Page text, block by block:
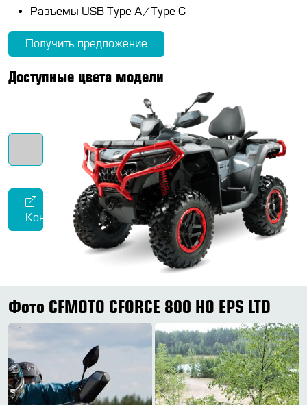
Разъемы USB Type A/Type C
Получить предложение
Доступные цвета модели
Конфигуратор
Фото CFMOTO CFORCE 800 HO EPS LTD